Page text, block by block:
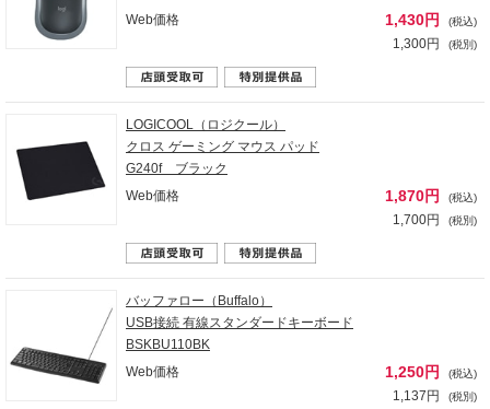
Web価格
1,430円 (税込)
1,300円 (税別)
LOGICOOL（ロジクール）
クロス ゲーミング マウス パッド
G240f ブラック
Web価格
1,870円 (税込)
1,700円 (税別)
バッファロー（Buffalo）
USB接続 有線スタンダードキーボード
BSKBU110BK
Web価格
1,250円 (税込)
1,137円 (税別)